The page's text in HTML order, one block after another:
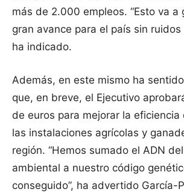
más de 2.000 empleos. “Esto va a
gran avance para el país sin ruidos
ha indicado.
Además, en este mismo ha
que, en breve, el Ejecutivo
de euros para mejorar la eficiencia
las instalaciones agrícolas y
región. “Hemos sumado el ADN
ambiental a nuestro código
conseguido”, ha advertido García-